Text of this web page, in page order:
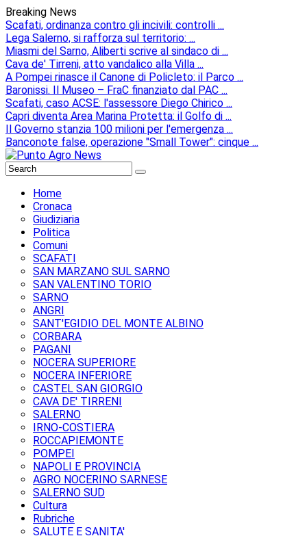
Breaking News
Scafati, ordinanza contro gli incivili: controlli ...
Lega Salerno, si rafforza sul territorio: ...
Miasmi del Sarno, Aliberti scrive al sindaco di ...
Cava de' Tirreni, atto vandalico alla Villa ...
A Pompei rinasce il Canone di Policleto: il Parco ...
Baronissi. Il Museo – FraC finanziato dal PAC ...
Scafati, caso ACSE: l'assessore Diego Chirico ...
Capri diventa Area Marina Protetta: il Golfo di ...
Il Governo stanzia 100 milioni per l'emergenza ...
Banconote false, operazione "Small Tower": cinque ...
Home
Cronaca
Giudiziaria
Politica
Comuni
SCAFATI
SAN MARZANO SUL SARNO
SAN VALENTINO TORIO
SARNO
ANGRI
SANT'EGIDIO DEL MONTE ALBINO
CORBARA
PAGANI
NOCERA SUPERIORE
NOCERA INFERIORE
CASTEL SAN GIORGIO
CAVA DE' TIRRENI
SALERNO
IRNO-COSTIERA
ROCCAPIEMONTE
POMPEI
NAPOLI E PROVINCIA
AGRO NOCERINO SARNESE
SALERNO SUD
Cultura
Rubriche
SALUTE E SANITA'